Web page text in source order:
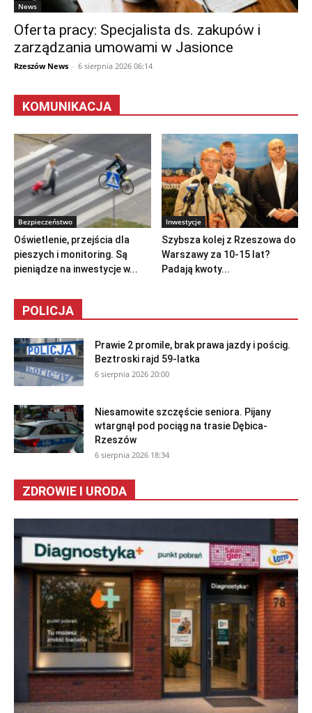
News
Oferta pracy: Specjalista ds. zakupów i
zarządzania umowami w Jasionce
Rzeszów News - 6 sierpnia 2026 06:14
KOMUNIKACJA
Bezpieczeństwo
Oświetlenie, przejścia dla
pieszych i monitoring. Są
pieniądze na inwestycje w...
Inwestycje
Szybsza kolej z Rzeszowa do
Warszawy za 10-15 lat?
Padają kwoty...
POLICJA
Prawie 2 promile, brak prawa jazdy i pościg.
Beztroski rajd 59-latka
6 sierpnia 2026 20:00
Niesamowite szczęście seniora. Pijany
wtargnął pod pociąg na trasie Dębica-
Rzeszów
6 sierpnia 2026 18:34
ZDROWIE I URODA